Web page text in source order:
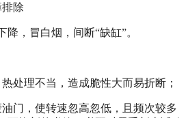
排除
降，冒白烟，间断“缺缸”。
处理不当，造成脆性大而易折断；
门，使转速忽高忽低，且频次较多